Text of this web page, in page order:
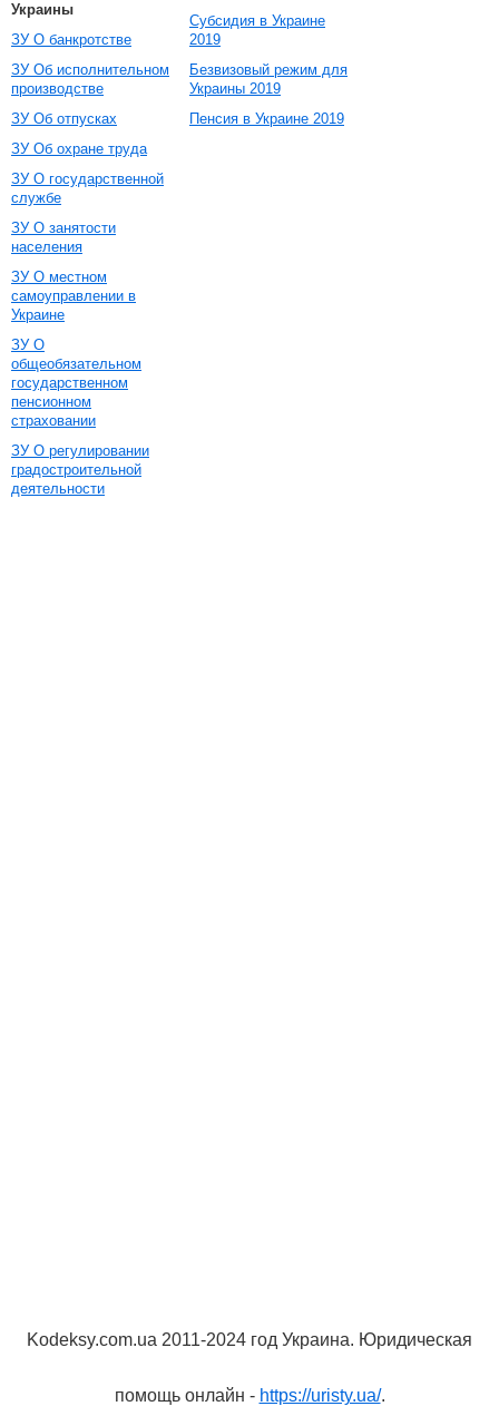
Украины
ЗУ О банкротстве
ЗУ Об исполнительном
производстве
ЗУ Об отпусках
ЗУ Об охране труда
ЗУ О государственной
службе
ЗУ О занятости
населения
ЗУ О местном
самоуправлении в
Украине
ЗУ О
общеобязательном
государственном
пенсионном
страховании
ЗУ О регулировании
градостроительной
деятельности
Субсидия в Украине
2019
Безвизовый режим для
Украины 2019
Пенсия в Украине 2019
Kodeksy.com.ua 2011-2024 год Украина. Юридическая
помощь онлайн - https://uristy.ua/.